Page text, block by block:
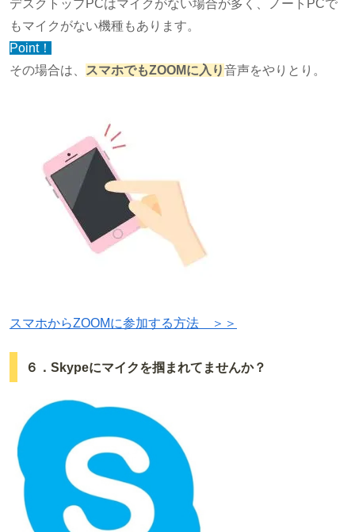
デスクトップPCはマイクがない場合が多く、ノートPCで
もマイクがない機種もあります。
Point！
その場合は、
スマホでもZOOMに入り音声をやりとり。
スマホからZOOMに参加する方法 ＞＞
６．Skypeにマイクを掴まれてませんか？